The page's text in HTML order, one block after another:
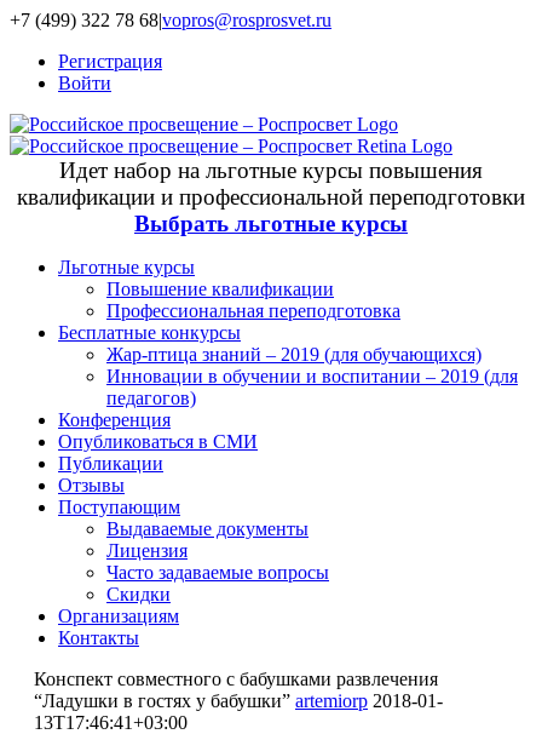
+7 (499) 322 78 68|vopros@rosprosvet.ru
Регистрация
Войти
Идет набор на льготные курсы повышения
квалификации и профессиональной переподготовки
Выбрать льготные курсы
Льготные курсы
Повышение квалификации
Профессиональная переподготовка
Бесплатные конкурсы
Жар-птица знаний – 2019 (для обучающихся)
Инновации в обучении и воспитании – 2019 (для
педагогов)
Конференция
Опубликоваться в СМИ
Публикации
Отзывы
Поступающим
Выдаваемые документы
Лицензия
Часто задаваемые вопросы
Скидки
Организациям
Контакты
Конспект совместного с бабушками развлечения
“Ладушки в гостях у бабушки” artemiorp 2018-01-
13T17:46:41+03:00